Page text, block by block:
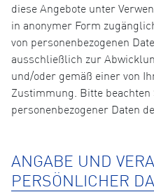
diese Angebote unter
in anonymer Form
von personenbezogenen
ausschließlich zur
und/oder gemäß einer von
Zustimmung. Bitte
personenbezogener Daten
ANGABE UND
PERSÖNLICHER